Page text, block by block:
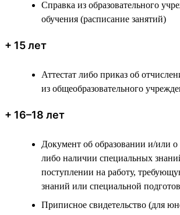
Справка из образовательного
обучения (расписание занятий)
+ 15 лет
Аттестат либо приказ об
из общеобразовательного
+ 16–18 лет
Документ об образовании и/или
либо наличии специальных
поступлении на работу,
знаний или специальной
Приписное свидетельство (для